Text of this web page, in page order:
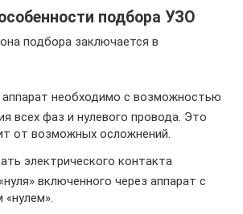
подбора УЗО
подбора заключается в
необходимо с возможностью
всех фаз и нулевого провода. Это
от возможных осложнений.
электрического контакта
включенного через аппарат с